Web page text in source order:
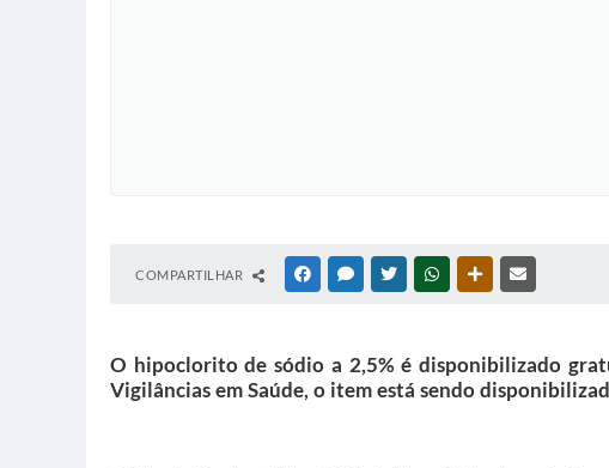
COMPARTILHAR FACEBOOKMESSENGER
TWITTERWHATSAPPOUTRAS MÍDIAS
O hipoclorito de sódio a 2,5% é disponibilizado
Vigilâncias em Saúde, o item está sendo